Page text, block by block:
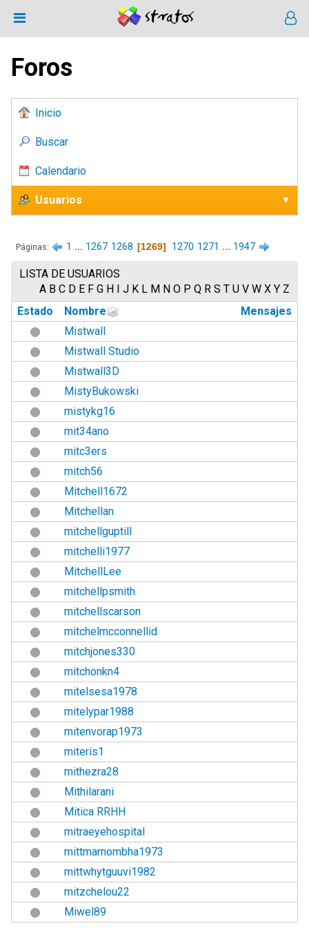
Foros
Inicio
Buscar
Calendario
Usuarios
Páginas 1 ... 1267 1268 1269 1270 1271 ... 1947
LISTA DE USUARIOS
A B C D E F G H I J K L M N O P Q R S T U V W X Y Z
Estado
Nombre
Mensajes
Mistwall
Mistwall Studio
Mistwall3D
MistyBukowski
mistykg16
mit34ano
mitc3ers
mitch56
Mitchell1672
Mitchellan
mitchellguptill
mitchelli1977
MitchellLee
mitchellpsmith
mitchellscarson
mitchelmcconnellid
mitchjones330
mitchonkn4
mitelsesa1978
mitelypar1988
mitenvorap1973
miteris1
mithezra28
Mithilarani
Mitica RRHH
mitraeyehospital
mittmarnombha1973
mittwhytguuvi1982
mitzchelou22
Miwel89